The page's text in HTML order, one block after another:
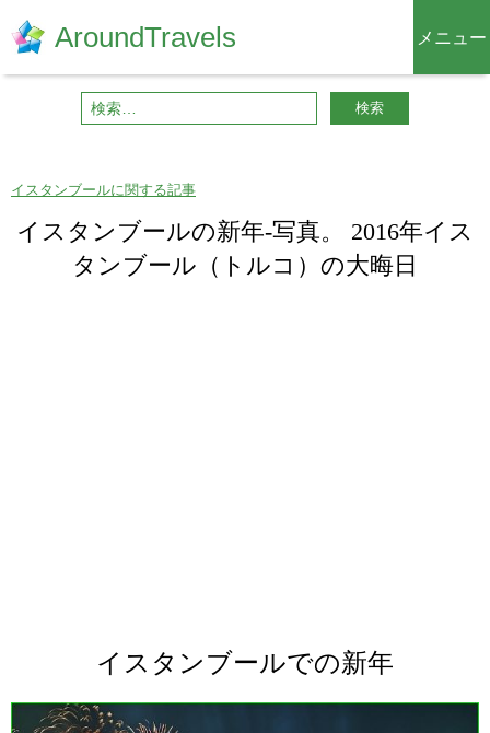
AroundTravels メニュー
カ
イスタンブールに関する記事
イスタンブールの新年-写真。 2016年イス
タンブール（トルコ）の大晦日
イスタンブールでの新年